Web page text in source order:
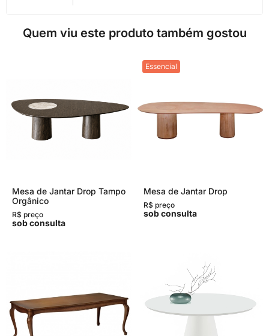
Quem viu este produto também gostou
Mesa de Jantar Drop Tampo
Orgânico
R$ preço
sob consulta
Essencial
Mesa de Jantar Drop
R$ preço
sob consulta